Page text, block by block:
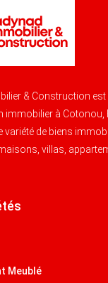
& Construction
immobilier à Cotonou,
de biens
villas,
Meublé